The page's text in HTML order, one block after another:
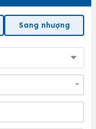
Sang nhượng